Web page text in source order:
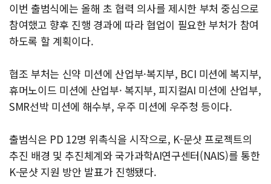
이번 출범식에는 올해 초 협력 의사를 제시한 부처 중심으로
참여했고 향후 진행 경과에 따라 협업이 필요한 부처가 참여
하도록 할 계획이다.
협조 부처는 신약 미션에 산업부·복지부, BCI 미션에 복지부,
휴머노이드 미션에 산업부· 복지부, 피지컬AI 미션에 산업부,
SMR선박 미션에 해수부, 우주 미션에 우주청 등이다.
출범식은 PD 12명 위촉식을 시작으로, K-문샷 프로젝트의
추진 배경 및 추진체계와 국가과학AI연구센터(NAIS)를 통한
K-문샷 지원 방안 발표가 진행됐다.